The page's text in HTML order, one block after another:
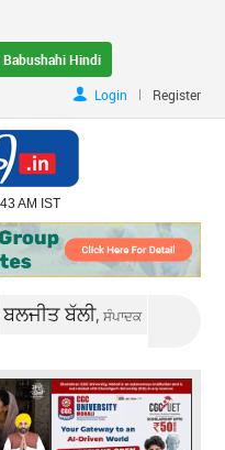
Babushahi Hindi
Login
| Register
AM IST
ਬਲਜੀਤ ਬੱਲੀ,ਸੰਪਾਦਕ